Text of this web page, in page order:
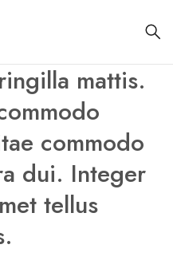
mattis.
commodo
dui. Integer
tellus